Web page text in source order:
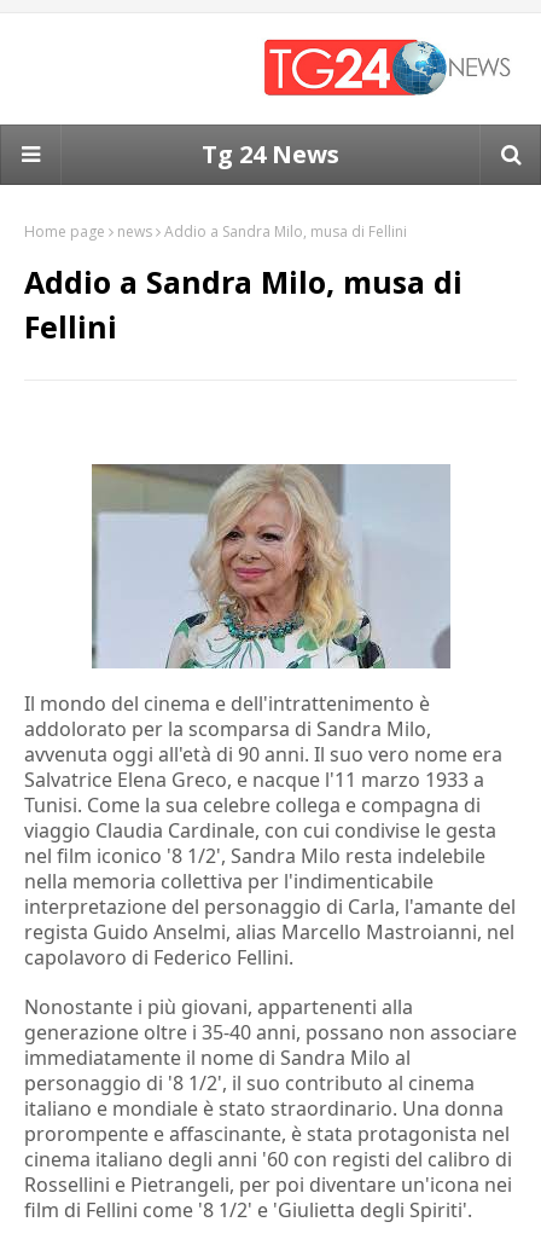
Tg 24 News
Home page news Addio a Sandra Milo, musa di Fellini
Addio a Sandra Milo, musa di
Fellini
Il mondo del cinema e dell'intrattenimento è
addolorato per la scomparsa di Sandra Milo,
avvenuta oggi all'età di 90 anni. Il suo vero nome era
Salvatrice Elena Greco, e nacque l'11 marzo 1933 a
Tunisi. Come la sua celebre collega e compagna di
viaggio Claudia Cardinale, con cui condivise le gesta
nel film iconico '8 1/2', Sandra Milo resta indelebile
nella memoria collettiva per l'indimenticabile
interpretazione del personaggio di Carla, l'amante del
regista Guido Anselmi, alias Marcello Mastroianni, nel
capolavoro di Federico Fellini.
Nonostante i più giovani, appartenenti alla
generazione oltre i 35-40 anni, possano non associare
immediatamente il nome di Sandra Milo al
personaggio di '8 1/2', il suo contributo al cinema
italiano e mondiale è stato straordinario. Una donna
prorompente e affascinante, è stata protagonista nel
cinema italiano degli anni '60 con registi del calibro di
Rossellini e Pietrangeli, per poi diventare un'icona nei
film di Fellini come '8 1/2' e 'Giulietta degli Spiriti'.